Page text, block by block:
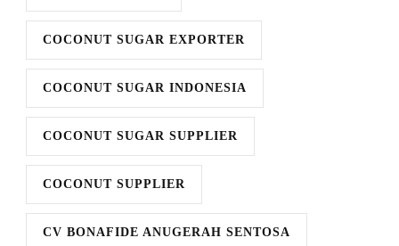
COCONUT SUGAR EXPORTER
COCONUT SUGAR INDONESIA
COCONUT SUGAR SUPPLIER
COCONUT SUPPLIER
CV BONAFIDE ANUGERAH SENTOSA